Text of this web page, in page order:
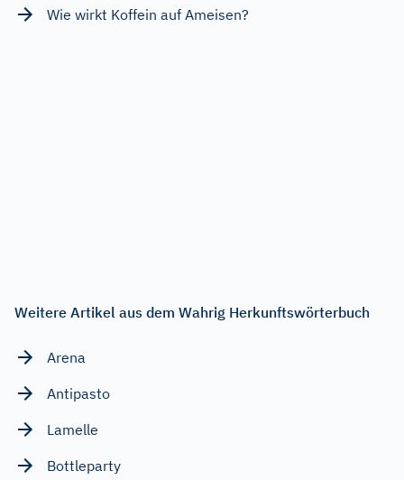
Wie wirkt Koffein auf Ameisen?
Weitere Artikel aus dem Wahrig Herkunftswörterbuch
Arena
Antipasto
Lamelle
Bottleparty